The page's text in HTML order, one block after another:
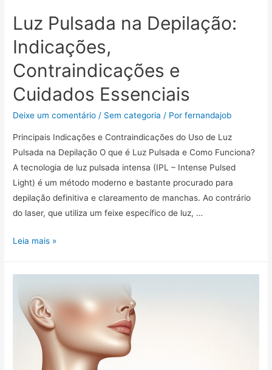
Luz Pulsada na Depilação:
Indicações,
Contraindicações e
Cuidados Essenciais
Deixe um comentário / Sem categoria / Porfernandajob
Principais Indicações e Contraindicações do Uso de Luz
Pulsada na Depilação O que é Luz Pulsada e Como Funciona?
A tecnologia de luz pulsada intensa (IPL – Intense Pulsed
Light) é um método moderno e bastante procurado para
depilação definitiva e clareamento de manchas. Ao contrário
do laser, que utiliza um feixe específico de luz, …
Luz
Indicações,
Contraindicações
Cuidados
Essenciais
Leia mais »